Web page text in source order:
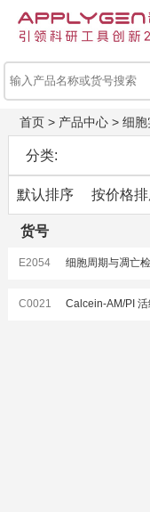
首页> 产品中心> 细胞
分类:
默认排序 按价格
货号
E2054 细胞周期与凋亡
C0021 Calcein-AM/PI